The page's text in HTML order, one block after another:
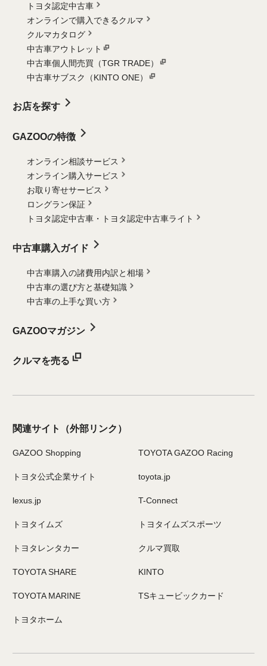
トヨタ認定中古車
オンラインで購入できるクルマ
クルマカタログ
中古車アウトレット
中古車個人間売買（TGR TRADE）
中古車サブスク（KINTO ONE）
お店を探す
GAZOOの特徴
オンライン相談サービス
オンライン購入サービス
お取り寄せサービス
ロングラン保証
トヨタ認定中古車・
トヨタ認定中古車ライト
中古車購入ガイド
中古車購入の諸費用内訳と相場
中古車の選び方と基礎知識
中古車の上手な買い方
GAZOOマガジン
クルマを売る
関連サイト （外部リンク）
GAZOO Shopping TOYOTA GAZOO Racing
トヨタ公式企業サイト toyota.jp
lexus.jp T-Connect
トヨタイムズ トヨタイムズスポーツ
トヨタレンタカー クルマ買取
TOYOTA SHARE KINTO
TOYOTA MARINE TSキュービックカード
トヨタホーム